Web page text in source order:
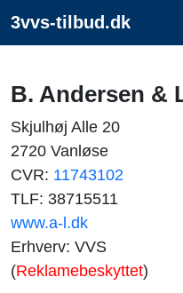
3vvs-tilbud.dk
B. Andersen &
Skjulhøj Alle 20
2720 Vanløse
CVR: 11743102
TLF: 38715511
www.a-l.dk
Erhverv: VVS
(Reklamebeskyttet)